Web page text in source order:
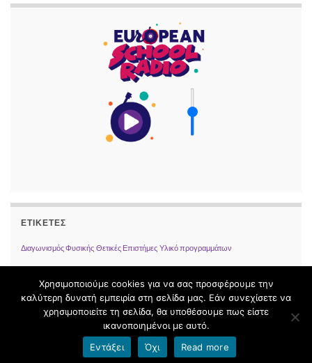
ΕΤΙΚΈΤΕΣ
Διαγωνισμός Φυσικής Θετικές Επιστήμες Υλικό προγραμμάτων
Θέμα Graphene.
Όροι χρήσης blogs.sch.gr|Δήλωση προσβασιμότητας
Χρησιμοποιούμε cookies για να σας προσφέρουμε την
καλύτερη δυνατή εμπειρία στη σελίδα μας. Εάν συνεχίσετε να
χρησιμοποιείτε τη σελίδα, θα υποθέσουμε πως είστε
ικανοποιημένοι με αυτό.
Εντάξει
Όχι Read more